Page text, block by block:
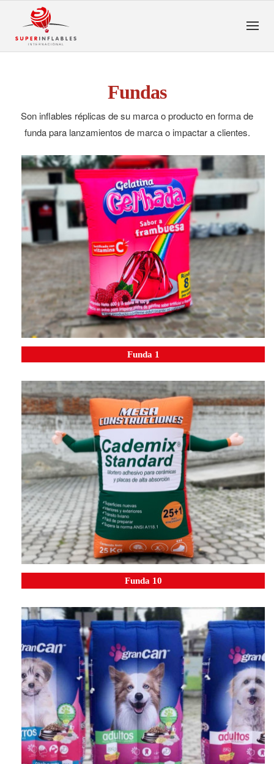
Fundas
Son inflables réplicas de su marca o producto en forma de
funda para lanzamientos de marca o impactar a clientes.
Funda 1
Funda 10